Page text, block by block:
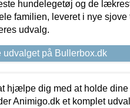
hundelegetøj og de
familien, leveret i nye
udvalg.
udvalget på Bullerbox.dk
hjælpe dig med at holde
Animigo.dk et komplet